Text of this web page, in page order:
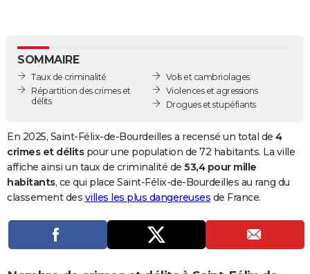
BONS PLANS
CARTE DE VOEUX
Dictionnaire
Biographies
Citations
Expressions
Proverbes
PROGRAMME TV
S'inscrire
Se connecter
Lycées
Collèges
Primaires
Universités
Entreprises
Service militaire
Avis de recherche
AVIS DE DÉCÈS
SOMMAIRE
Taux de criminalité
Répartition des crimes et
délits
Vols et cambriolages
Violences et agressions
Drogues et stupéfiants
En 2025, Saint-Félix-de-Bourdeilles a recensé un total de 4
crimes et délitspour une population de 72 habitants. La ville
affiche ainsi un taux de criminalité de 53,4 pour mille
habitants, ce qui place Saint-Félix-de-Bourdeilles au rang du
classement des villes les plus dangereuses de France.